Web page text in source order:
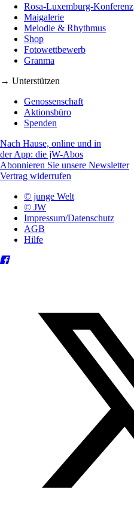
Rosa-Luxemburg-Konferenz
Maigalerie
Melodie & Rhythmus
Shop
Fotowettbewerb
Granma
→ Unterstützen
Genossenschaft
Aktionsbüro
Spenden
Nach Hause, online und in
der App: die jW-Abos
Abonnieren Sie unsere Newsletter
Vertrag widerrufen
© junge Welt
© JW
Impressum/Datenschutz
AGB
Hilfe